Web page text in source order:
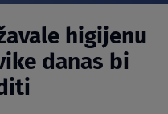
higijenu
danas bi